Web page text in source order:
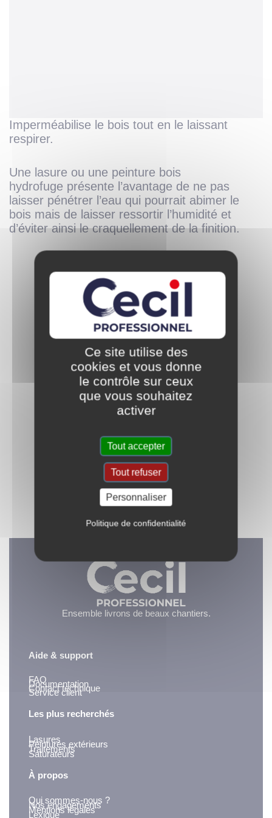
Imperméabilise le bois tout en le laissant
respirer.
Une lasure ou une peinture bois
hydrofugeprésente l’avantage de ne pas
laisser pénétrer l’eau qui pourrait abimer le
bois mais de laisser ressortir l’humidité et
d’éviter ainsi le craquellement de la finition.
Fabriquée en France
Au service des artisans
multimétiers & des
bricoleurs experts
Réservée aux négoces
matériaux
Des solutions pour
protéger et embellir
Ensemble livrons de beaux chantiers.
Aide & support
FAQ
Documentation
Contact technique
Service client
Les plus recherchés
Lasures
Peintures extérieurs
Traitements
Saturateurs
À propos
Qui sommes-nous ?
Nos engagements
Mentions légales
Lexique
Ce site utilise des
cookies et vous donne
le contrôle sur ceux
que vous souhaitez
activer
Tout accepter
Tout refuser
Personnaliser
Politique de confidentialité